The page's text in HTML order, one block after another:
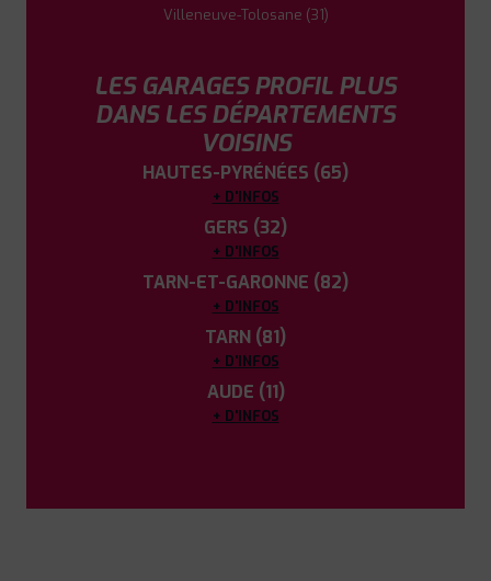
Villeneuve-Tolosane (31)
LES GARAGES PROFIL PLUS
DANS LES DÉPARTEMENTS
VOISINS
HAUTES-PYRÉNÉES (65)
+ D'INFOS
GERS (32)
+ D'INFOS
TARN-ET-GARONNE (82)
+ D'INFOS
TARN (81)
+ D'INFOS
AUDE (11)
+ D'INFOS